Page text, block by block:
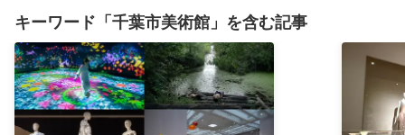
キーワード「千葉市美術館」を含む記事